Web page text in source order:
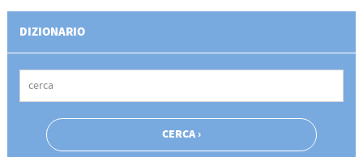
DIZIONARIO